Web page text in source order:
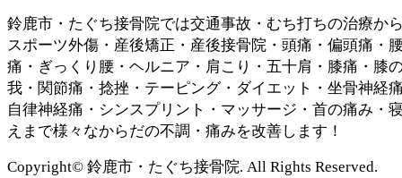
鈴鹿市・たぐち接骨院では交通事故・むち打ちの治療か
スポーツ外傷・産後矯正・産後接骨院・頭痛・偏頭痛・
痛・ぎっくり腰・ヘルニア・肩こり・五十肩・膝痛・膝
我・関節痛・捻挫・テーピング・ダイエット・坐骨神経
自律神経痛・シンスプリント・マッサージ・首の痛み・
えまで様々なからだの不調・痛みを改善します！
Copyright© 鈴鹿市・たぐち接骨院. All Rights Reserved.